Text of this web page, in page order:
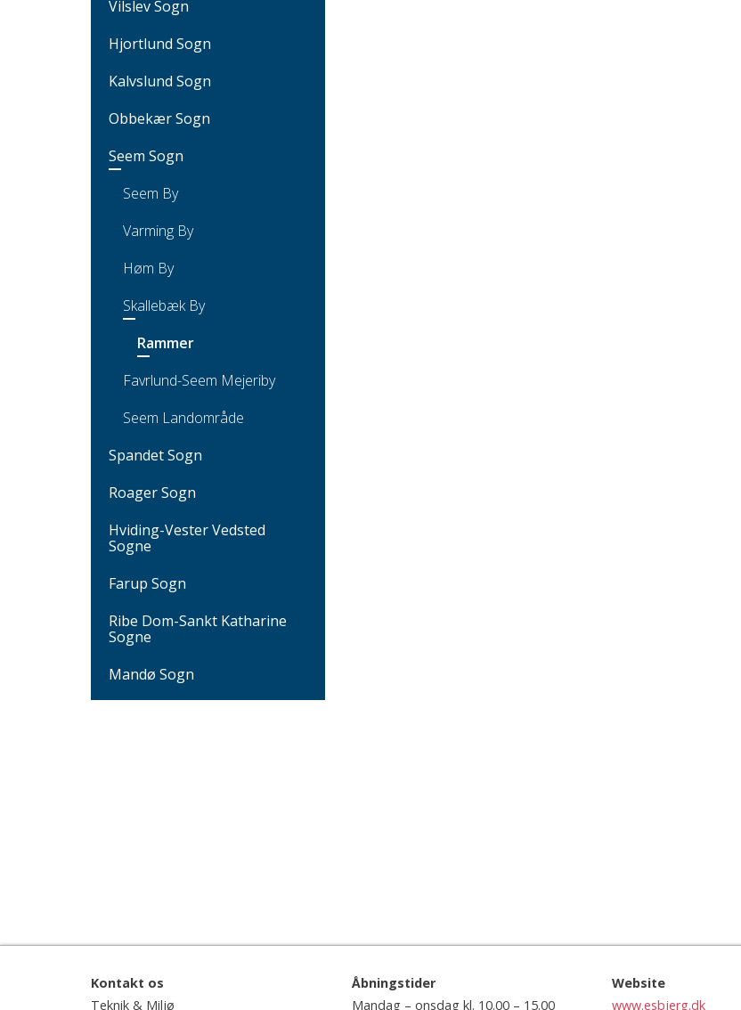
Vilslev Sogn
Hjortlund Sogn
Kalvslund Sogn
Obbekær Sogn
Seem Sogn
Seem By
Varming By
Høm By
Skallebæk By
Rammer
Favrlund-Seem Mejeriby
Seem Landområde
Spandet Sogn
Roager Sogn
Hviding-Vester Vedsted
Sogne
Farup Sogn
Ribe Dom-Sankt Katharine
Sogne
Mandø Sogn
Kontakt os
Teknik & Miljø
Åbningstider
Mandag – onsdag kl. 10.00 – 15.00
Website
www.esbjerg.dk